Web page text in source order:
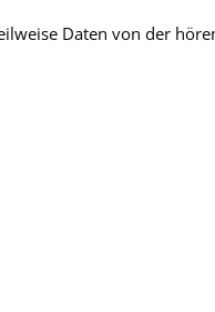
Daten von der